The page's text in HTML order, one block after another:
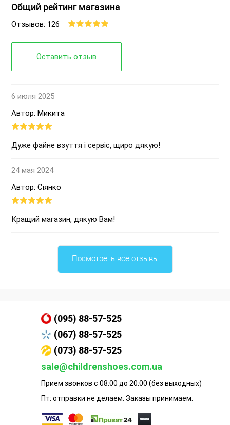
Общий рейтинг магазина
Отзывов: 126
Оставить отзыв
6 июля 2025
Автор: Микита
Дуже файне взуття і сервіс, щиро дякую!
24 мая 2024
Автор: Сіянко
Кращий магазин, дякую Вам!
Посмотреть все отзывы
(095) 88-57-525
(067) 88-57-525
(073) 88-57-525
sale@childrenshoes.com.ua
Прием звонков с 08:00 до 20:00 (без выходных)
Пт: отправки не делаем. Заказы принимаем.